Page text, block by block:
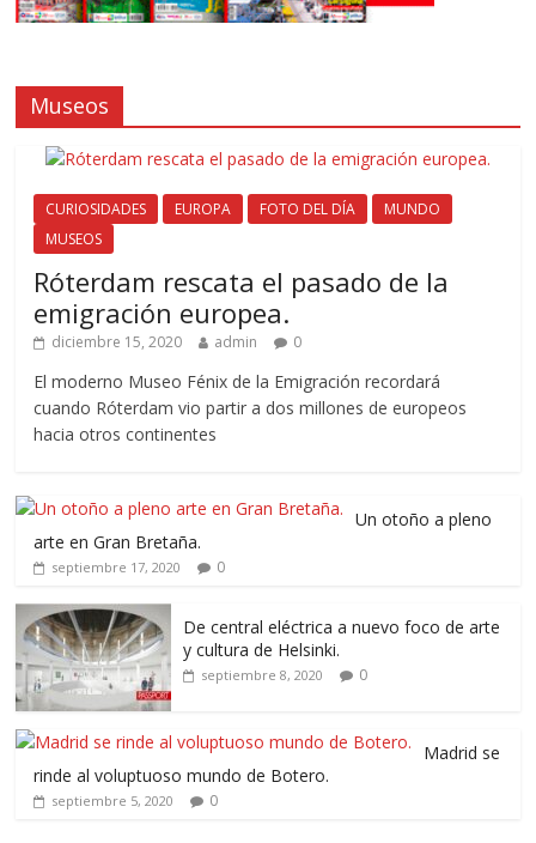
Museos
CURIOSIDADES EUROPA FOTO DEL DÍA
MUNDO
MUSEOS
Róterdam rescata el pasado de la
emigración europea.
diciembre 15, 2020 admin 0
El moderno Museo Fénix de la Emigración recordará
cuando Róterdam vio partir a dos millones de europeos
hacia otros continentes
Un otoño a pleno
arte en Gran Bretaña.
septiembre 17, 2020 0
De central eléctrica a nuevo foco de arte
y cultura de Helsinki.
septiembre 8, 2020 0
Madrid se
rinde al voluptuoso mundo de Botero.
septiembre 5, 2020 0